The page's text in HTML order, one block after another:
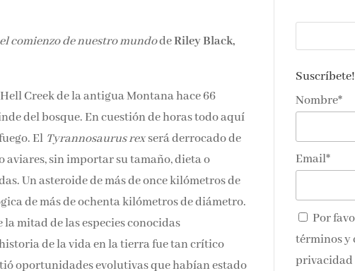
comienzo de nuestro mundodeRiley Black,
Creek de la antigua Montana hace 66
del bosque. En cuestión de horas todo aquí
El Tyrannosaurus rexserá derrocado de
aviares, sin importar su tamaño, dieta o
Un asteroide de más de once kilómetros de
de más de ochenta kilómetros de diámetro.
mitad de las especies conocidas
de la vida en la tierra fue tan crítico
oportunidades evolutivas que habían estado
Suscríbete!
Nombre*
Email*
Por
términos y
privacidad